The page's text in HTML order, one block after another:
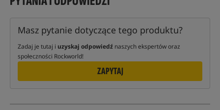
Masz pytanie dotyczące tego produktu?
Zadaj je tutaj i uzyskaj odpowiedź naszych ekspertów oraz
społeczności Rockworld!
ZAPYTAJ